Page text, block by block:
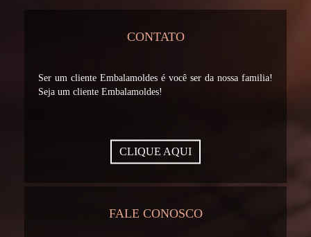
CONTATO
Ser um cliente Embalamoldes é você ser da nossa familia!
Seja um cliente Embalamoldes!
CLIQUE AQUI
FALE CONOSCO